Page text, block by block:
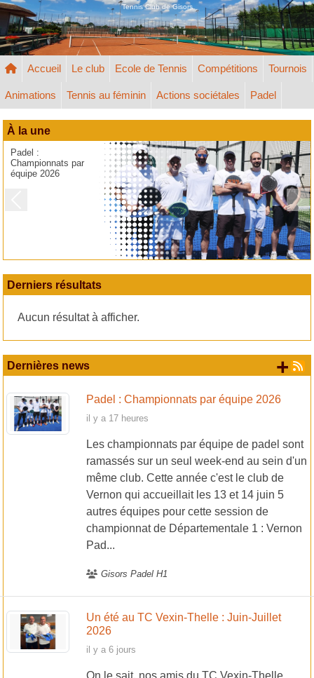
Tennis Club de Gisors
Accueil Le club Ecole de Tennis Compétitions Tournois
Animations Tennis au féminin Actions sociétales Padel
À la une
Padel :
Championnats par
équipe 2026
Next
Derniers résultats
Aucun résultat à afficher.
Dernières news
Padel : Championnats par équipe 2026
il y a 17 heures
Les championnats par équipe de padel sont
ramassés sur un seul week-end au sein d'un
même club. Cette année c'est le club de
Vernon qui accueillait les 13 et 14 juin 5
autres équipes pour cette session de
championnat de Départementale 1 : Vernon
Pad...
Gisors Padel H1
Un été au TC Vexin-Thelle : Juin-Juillet
2026
il y a 6 jours
On le sait, nos amis du TC Vexin-Thelle
+
Panneau de gestion des cookies